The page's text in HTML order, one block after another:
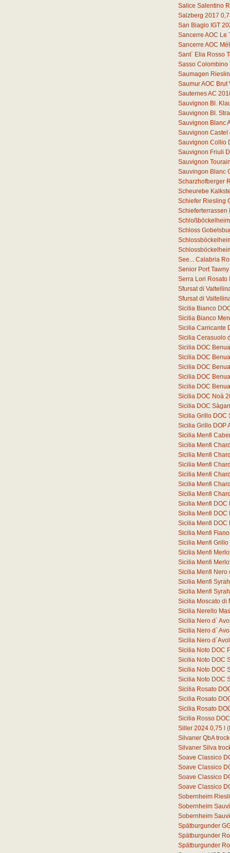
Salice Salentino
Salzberg 2017
San Biagio IGT
Sancerre AOC Le
Sancerre AOC
Sant` Elia Rosso
Sasso Colombino
Saumagen
Saumur AOC
Sauternes AC
Sauvignon Bl.
Sauvignon Bl.
Sauvignon Blanc
Sauvignon Castel
Sauvignon Collio
Sauvignon Friuli
Sauvignon
Sauvingon Blanc
Scharzhofberger
Scheurebe
Schiefer Riesling
Schieferterrassen
Schloss
See... Calabria
Senior Port
Serra Lori Rosato
Sfursat di
Sfursat di
Sicilia Bianco
Sicilia Bianco
Sicilia Carricante
Sicilia Cerasuolo
Sicilia DOC
Sicilia DOC
Sicilia DOC
Sicilia DOC
Sicilia DOC
Sicilia DOC Noà
Sicilia DOC
Sicilia Grillo DOC
Sicilia Grillo DOP
Sicilia Menfi
Sicilia Menfi
Sicilia Menfi
Sicilia Menfi
Sicilia Menfi
Sicilia Menfi
Sicilia Menfi
Sicilia Menfi DOC
Sicilia Menfi DOC
Sicilia Menfi DOC
Sicilia Menfi
Sicilia Menfi
Sicilia Menfi
Sicilia Menfi
Sicilia Menfi Nero
Sicilia Menfi
Sicilia Menfi
Sicilia Moscato di
Sicilia Nerello
Sicilia Nero d`
Sicilia Nero d`
Sicilia Nero
Sicilia Noto DOC
Sicilia Noto DOC
Sicilia Noto DOC
Sicilia Noto DOC
Sicilia Rosato
Sicilia Rosato
Sicilia Rosato
Sicilia Rosso
Siller 2024 0,75
Silvaner QbA
Silvaner Silva
Soave Classico
Soave Classico
Soave Classico
Soave Classico
Sobernheim
Sobernheim
Sobernheim
Spätburgunder
Spätburgunder
Spätburgunder